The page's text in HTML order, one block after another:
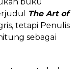
The Art of
tetapi Penulis
sebagai